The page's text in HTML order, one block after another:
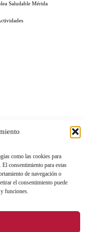
como las cookies para
consentimiento para estas
de navegación o
el consentimiento puede
funciones.
Saludable Mérida
DE TRATAMIENTO